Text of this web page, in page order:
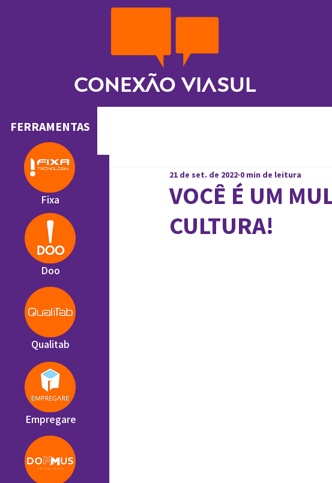
Conexão ViaSul
VOCÊ É UM
CULTURA!
21 de set. de 2022 0 min de leitura
FERRAMENTAS
Fixa
Doo
Qualitab
Empregare